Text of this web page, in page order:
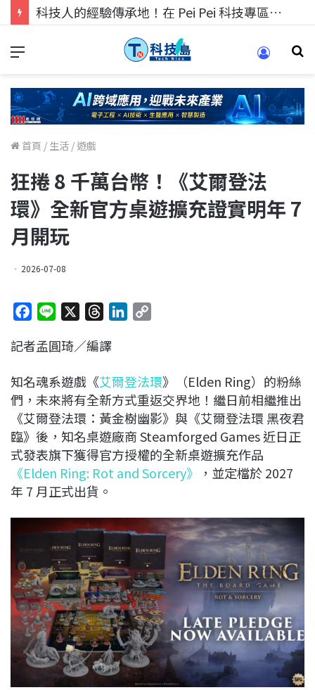
科技人找工作，就到TECH+ 科技專區!
首頁 / 生活 / 遊戲
狂捲 8 千萬台幣！《艾爾登法
環》全新官方桌遊擴充證實明年 7
月開玩
2026-07-08
c
b
o
o
k
n
r
a
d
s
e
d
I
n
L
i
n
k
記者孟圓琦／編譯
知名魂系遊戲《艾爾登法環》（Elden Ring）的粉絲
們，未來將有全新方式重返交界地！繼日前相繼推出
《艾爾登法環：黃金樹幽影》與《艾爾登法環 黑夜君
臨》後，知名桌遊廠商Steamforged Games近日正
式發表旗下獲得官方授權的全新桌遊擴充作品
《Elden Ring: Rot and Sorcery》 ，並定檔於2027
年 7 月正式出貨。